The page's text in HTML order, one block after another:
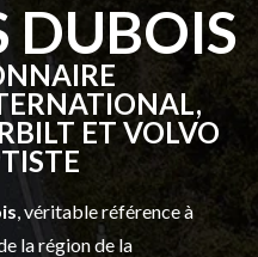
DUBOIS
ET VOLVO
, véritable référence à
la région de la